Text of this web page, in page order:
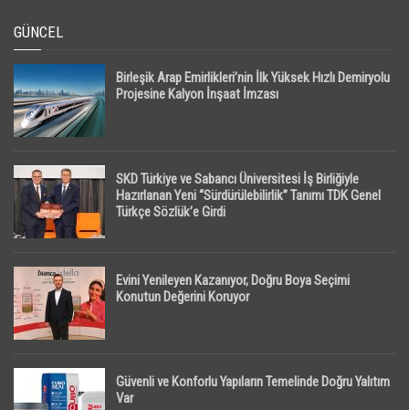
GÜNCEL
Birleşik Arap Emirlikleri’nin İlk Yüksek Hızlı Demiryolu
Projesine Kalyon İnşaat İmzası
SKD Türkiye ve Sabancı Üniversitesi İş Birliğiyle
Hazırlanan Yeni “Sürdürülebilirlik” Tanımı TDK Genel
Türkçe Sözlük’e Girdi
Evini Yenileyen Kazanıyor, Doğru Boya Seçimi
Konutun Değerini Koruyor
Güvenli ve Konforlu Yapıların Temelinde Doğru Yalıtım
Var